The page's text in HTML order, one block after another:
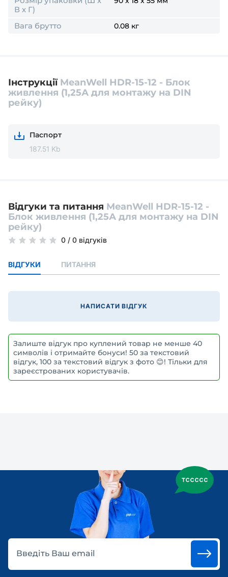
В х Г)
Вага брутто 0.08 кг
Інструкції MeanWell HDR-15-12 - Блок
живлення (1,25А для монтажу на DIN
рейку)
Паспорт
187.51 Kb
Відгуки та питання MeanWell HDR-15-12 -
Блок живлення (1,25А для монтажу на DIN
рейку)
0 / 0 відгуків
ВІДГУКИ ПИТАННЯ
НАПИСАТИ ВІДГУК
Залиште відгук про куплений товар не менше 40
символів і отримайте бонуси! 50 за текстовий
відгук, 100 за текстовий відгук з фото 😊! Тільки для
зареєстрованих користувачів.
Введіть Ваш email